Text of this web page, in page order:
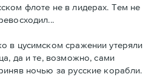
флоте не в лидерах. Тем не
в цусимском сражении утеряли
да и те, возможно, сами
ночью за русские корабли.